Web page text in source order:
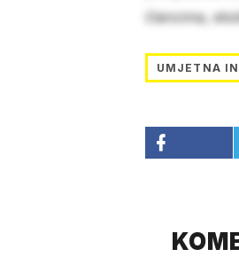
člancima,
UMJETNA